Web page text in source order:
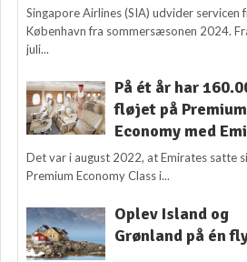
Singapore Airlines (SIA) udvider servicen
København fra sommersæsonen 2024.
juli...
På ét år har
fløjet på Premium
Economy med
Det var i august 2022, at Emirates satte
Premium Economy Class i...
Oplev Island og
Grønland på én